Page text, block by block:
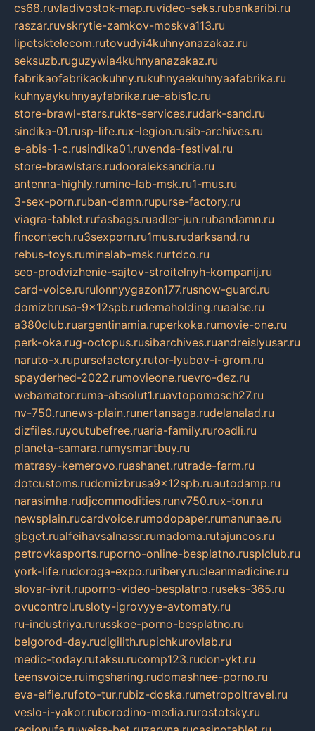
cs68.ruvladivostok-map.ruvideo-seks.rubankaribi.ru
raszar.ruvskrytie-zamkov-moskva113.ru
lipetsktelecom.rutovudyi4kuhnyanazakaz.ru
seksuzb.ruguzywia4kuhnyanazakaz.ru
fabrikaofabrikaokuhny.rukuhnyaekuhnyaafabrika.ru
kuhnyaykuhnyayfabrika.rue-abis1c.ru
store-brawl-stars.rukts-services.rudark-sand.ru
sindika-01.rusp-life.rux-legion.rusib-archives.ru
e-abis-1-c.rusindika01.ruvenda-festival.ru
store-brawlstars.rudooraleksandria.ru
antenna-highly.rumine-lab-msk.ru1-mus.ru
3-sex-porn.ruban-damn.rupurse-factory.ru
viagra-tablet.rufasbags.ruadler-jun.rubandamn.ru
fincontech.ru3sexporn.ru1mus.rudarksand.ru
rebus-toys.ruminelab-msk.rurtdco.ru
seo-prodvizhenie-sajtov-stroitelnyh-kompanij.ru
card-voice.rurulonnyygazon177.rusnow-guard.ru
domizbrusa-9x12spb.rudemaholding.ruaalse.ru
a380club.ruargentinamia.ruperkoka.rumovie-one.ru
perk-oka.rug-octopus.rusibarchives.ruandreislyusar.ru
naruto-x.rupursefactory.rutor-lyubov-i-grom.ru
spayderhed-2022.rumovieone.ruevro-dez.ru
webamator.ruma-absolut1.ruavtopomosch27.ru
nv-750.runews-plain.runertansaga.rudelanalad.ru
dizfiles.ruyoutubefree.ruaria-family.ruroadli.ru
planeta-samara.rumysmartbuy.ru
matrasy-kemerovo.ruashanet.rutrade-farm.ru
dotcustoms.rudomizbrusa9x12spb.ruautodamp.ru
narasimha.rudjcommodities.runv750.rux-ton.ru
newsplain.rucardvoice.rumodopaper.rumanunae.ru
gbget.rualfeihavsalnassr.rumadoma.rutajuncos.ru
petrovkasports.ruporno-online-besplatno.rusplclub.ru
york-life.rudoroga-expo.ruribery.rucleanmedicine.ru
slovar-ivrit.ruporno-video-besplatno.ruseks-365.ru
ovucontrol.rusloty-igrovyye-avtomaty.ru
ru-industriya.rurusskoe-porno-besplatno.ru
belgorod-day.rudigilith.rupichkurovlab.ru
medic-today.rutaksu.rucomp123.rudon-ykt.ru
teensvoice.ruimgsharing.rudomashnee-porno.ru
eva-elfie.rufoto-tur.rubiz-doska.rumetropoltravel.ru
veslo-i-yakor.ruborodino-media.rurostotsky.ru